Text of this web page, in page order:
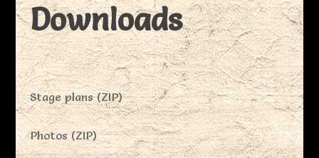
Downloads
Stage plans (ZIP)
Photos (ZIP)